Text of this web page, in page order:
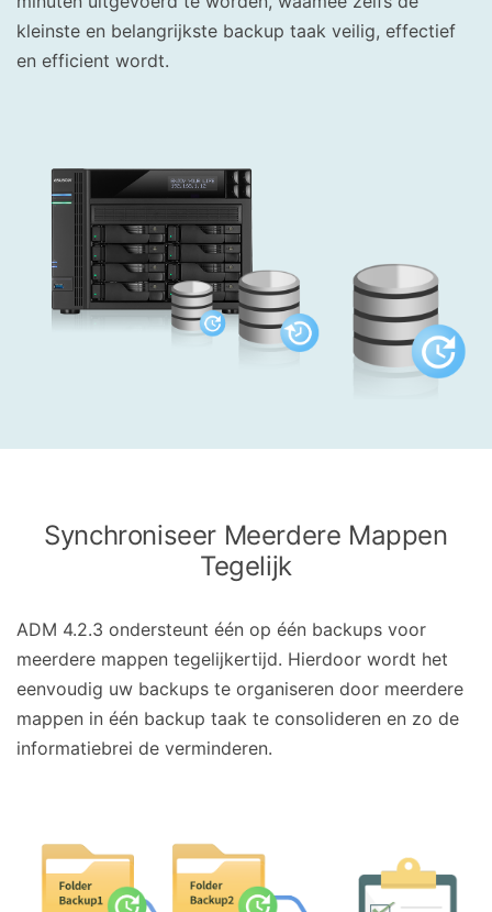
kleinste en belangrijkste backup taak veilig, effectief
en efficient wordt.
Synchroniseer Meerdere Mappen
Tegelijk
ADM 4.2.3 ondersteunt één op één backups voor
meerdere mappen tegelijkertijd. Hierdoor wordt het
eenvoudig uw backups te organiseren door meerdere
mappen in één backup taak te consolideren en zo de
informatiebrei de verminderen.